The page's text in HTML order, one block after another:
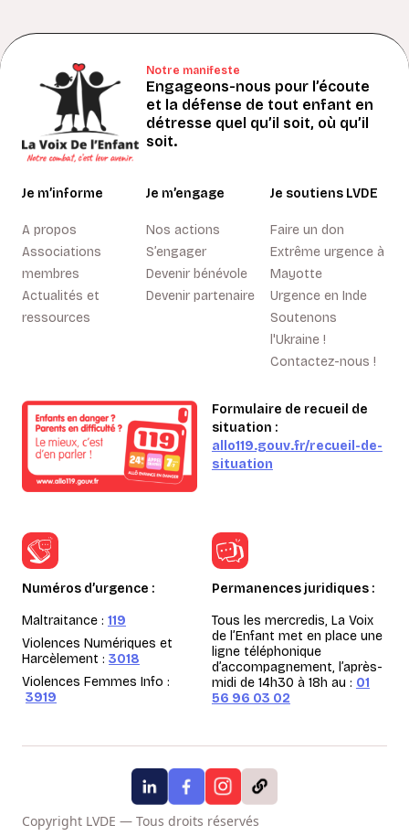
Notre manifeste
Engageons-nous pour l’écoute
et la défense de tout enfant en
détresse quel qu’il soit, où qu’il
soit.
Je m’informe
A propos
Associations
membres
Actualités et
ressources
Je m’engage
Nos actions
S’engager
Devenir bénévole
Devenir partenaire
Je soutiens LVDE
Faire un don
Extrême urgence à
Mayotte
Urgence en Inde
Soutenons
l'Ukraine !
Contactez-nous !
Formulaire de recueil de
situation :
allo119.gouv.fr/recueil-de-
situation
Numéros d’urgence :
Maltraitance : 119
Violences Numériques et
Harcèlement : 3018
Violences Femmes Info :
3919
Permanences juridiques :
Tous les mercredis, La Voix
de l’Enfant met en place une
ligne téléphonique
d’accompagnement, l’après-
midi de 14h30 à 18h au : 01
56 96 03 02
Copyright LVDE — Tous droits réservés